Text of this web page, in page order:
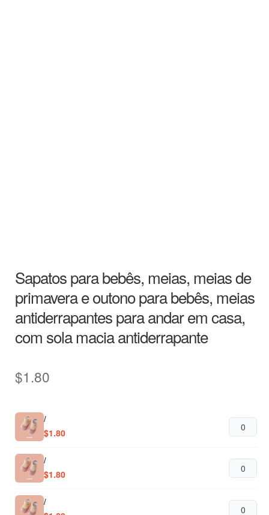
Sapatos para bebês, meias, meias de
primavera e outono para bebês, meias
antiderrapantes para andar em casa,
com sola macia antiderrapante
$1.80
/
$1.80
/
$1.80
/